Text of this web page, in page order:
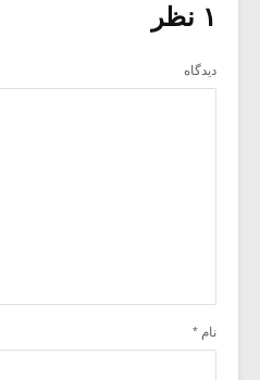
۱ نظر
دیدگاه
نام *